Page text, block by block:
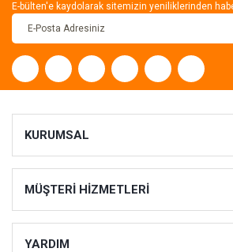
E-bülten'e kaydolarak sitemizin yeniliklerinden
KURUMSAL
MÜŞTERİ HİZMETLERİ
YARDIM